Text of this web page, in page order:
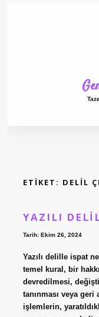
ETIKET: DELIL
YAZILI
Tarih: Ekim 26, 2024
Yazılı delille ispat
temel kural, bir
devredilmesi,
tanınması veya geri
işlemlerin,